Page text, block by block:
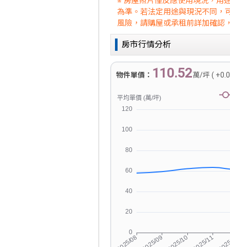
為準。若法定用途與現況不同，
風險，請購屋或承租前詳加確認
房市行情分析
物件單價： 110.52萬/坪 (